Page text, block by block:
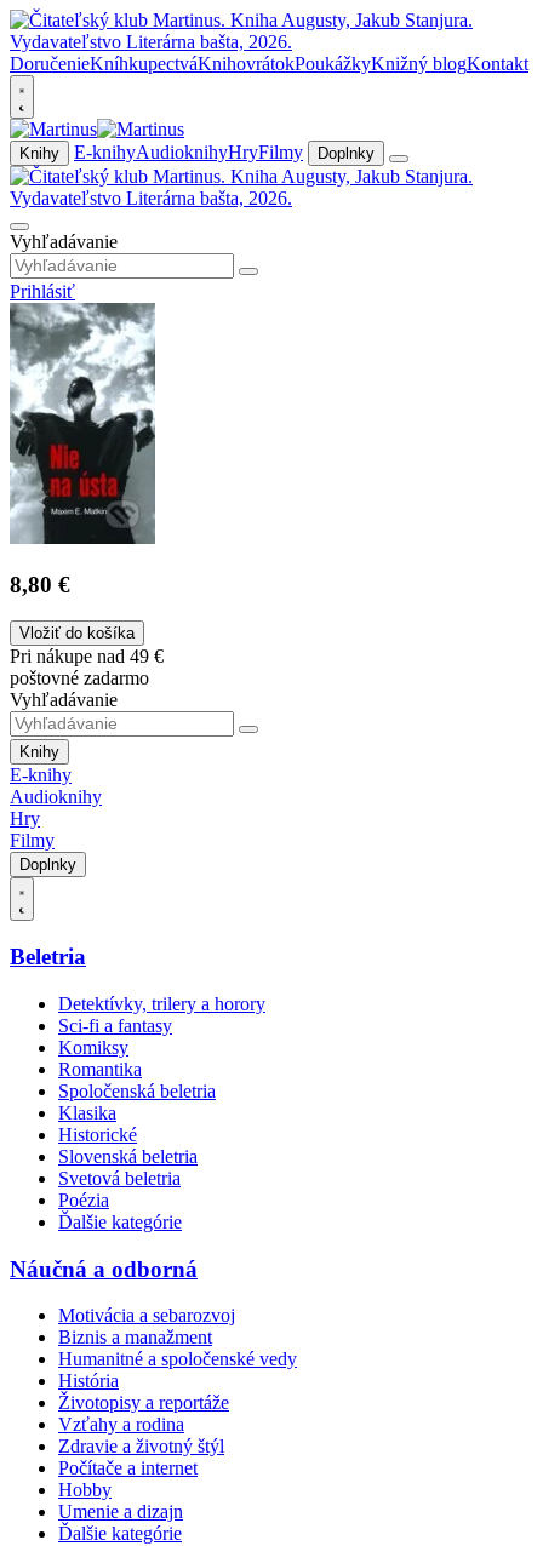
DoručenieKníhkupectváKnihovrátokPoukážkyKnižný blogKontakt
Knihy E-knihyAudioknihyHryFilmy Doplnky
Vyhľadávanie
Prihlásiť
8,80 €
Vložiť do košíka
Pri nákupe nad 49 €
poštovné zadarmo
Vyhľadávanie
Knihy
E-knihy
Audioknihy
Hry
Filmy
Doplnky
Beletria
Detektívky, trilery a horory
Sci-fi a fantasy
Komiksy
Romantika
Spoločenská beletria
Klasika
Historické
Slovenská beletria
Svetová beletria
Poézia
Ďalšie kategórie
Náučná a odborná
Motivácia a sebarozvoj
Biznis a manažment
Humanitné a spoločenské vedy
História
Životopisy a reportáže
Vzťahy a rodina
Zdravie a životný štýl
Počítače a internet
Hobby
Umenie a dizajn
Ďalšie kategórie